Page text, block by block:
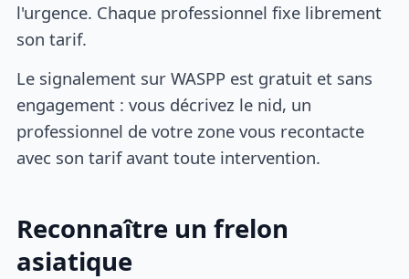
l'urgence. Chaque professionnel fixe librement
son tarif.
Le signalement sur WASPP est gratuit et sans
engagement : vous décrivez le nid, un
professionnel de votre zone vous recontacte
avec son tarif avant toute intervention.
Reconnaître un frelon
asiatique